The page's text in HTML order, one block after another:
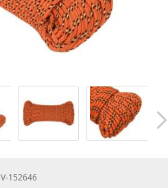
V-152646